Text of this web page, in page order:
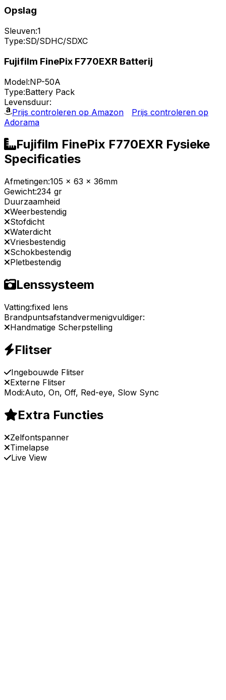
Opslag
Sleuven:1
Type:SD/SDHC/SDXC
Fujifilm FinePix F770EXR Batterij
Model:NP-50A
Type:Battery Pack
Levensduur:
Prijs controleren op Amazon
Prijs controleren op
Adorama
Fujifilm FinePix F770EXR Fysieke
Specificaties
Afmetingen:105 x 63 x 36mm
Gewicht:234 gr
Duurzaamheid
Weerbestendig
Stofdicht
Waterdicht
Vriesbestendig
Schokbestendig
Pletbestendig
Lenssysteem
Vatting:fixed lens
Brandpuntsafstandvermenigvuldiger:
Handmatige Scherpstelling
Flitser
Ingebouwde Flitser
Externe Flitser
Modi:Auto, On, Off, Red-eye, Slow Sync
Extra Functies
Zelfontspanner
Timelapse
Live View